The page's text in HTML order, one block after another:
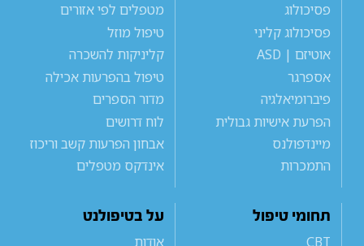
פסיכולוג
פסיכולוג קליני
אוטיזם | ASD
אספרגר
פיברומיאלגיה
הפרעת אישיות גבולית
מיינדפולנס
התמכרות
מטפלים לפי אזורים
טיפול מוזל
קליניקות להשכרה
טיפול בהפרעות אכילה
מדור הספרים
לוח דרושים
אבחון הפרעות קשב וריכוז
אינדקס מטפלים
תחומי טיפול
CBT
על בטיפולנט
אודות